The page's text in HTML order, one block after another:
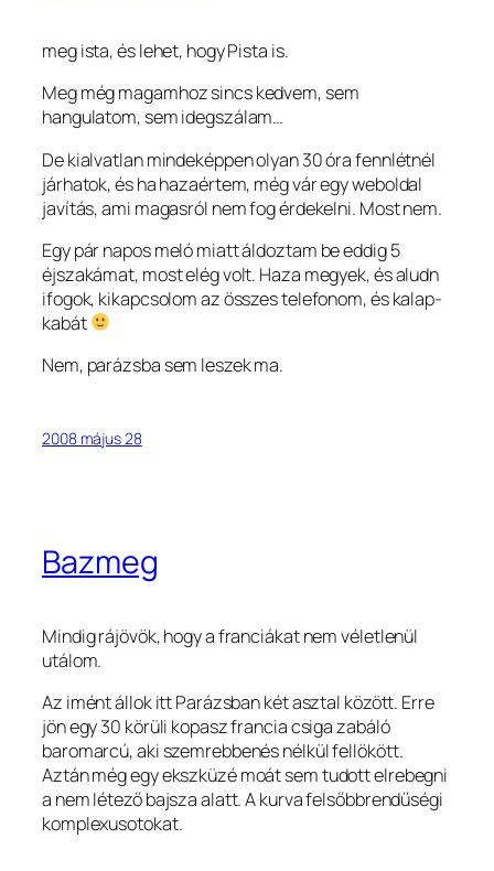
meg ista, és lehet, hogy Pista is.
Meg még magamhoz sincs kedvem, sem
hangulatom, sem idegszálam…
De kialvatlan mindeképpen olyan 30 óra fennlétnél
járhatok, és ha hazaértem, még vár egy weboldal
javítás, ami magasról nem fog érdekelni. Most nem.
Egy pár napos meló miatt áldoztam be eddig 5
éjszakámat, most elég volt. Haza megyek, és aludn
ifogok, kikapcsolom az összes telefonom, és kalap-
kabát
Nem, parázsba sem leszek ma.
2008 május 28
Bazmeg
Mindig rájövök, hogy a franciákat nem véletlenül
utálom.
Az imént állok itt Parázsban két asztal között. Erre
jön egy 30 körüli kopasz francia csiga zabáló
baromarcú, aki szemrebbenés nélkül fellökött.
Aztán még egy ekszküzé moát sem tudott elrebegni
a nem létező bajsza alatt. A kurva felsőbbrendűségi
komplexusotokat.